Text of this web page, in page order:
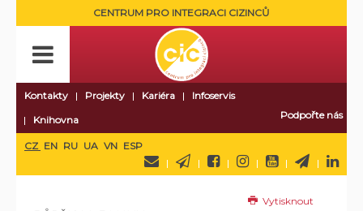
CENTRUM PRO INTEGRACI CIZINCŮ
Kontakty Projekty Kariéra
Infoservis
Knihovna
Podpořte nás
CZ EN RU UA VN ESP
Vytisknout